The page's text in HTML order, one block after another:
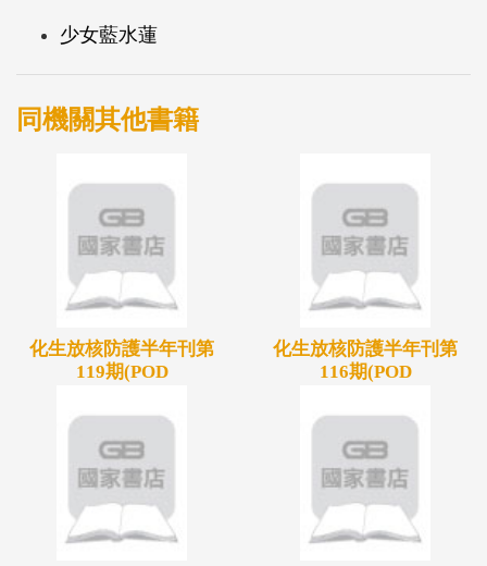
少女藍水蓮
同機關其他書籍
化生放核防護半年刊第
119期(POD
化生放核防護半年刊第
116期(POD